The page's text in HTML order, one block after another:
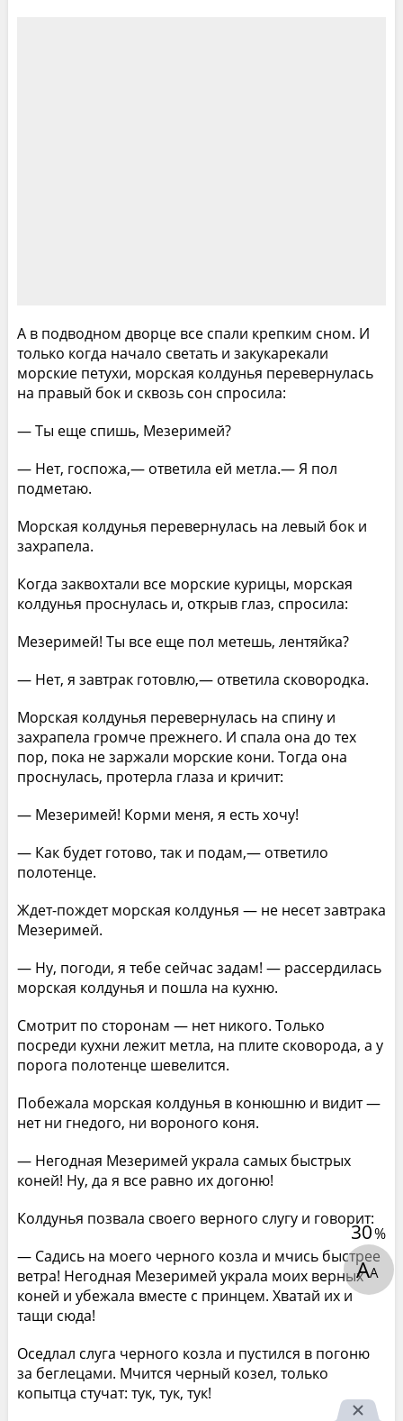
А в подводном дворце все спали крепким сном. И
только когда начало светать и закукарекали
морские петухи, морская колдунья перевернулась
на правый бок и сквозь сон спросила:
— Ты еще спишь, Мезеримей?
— Нет, госпожа,— ответила ей метла.— Я пол
подметаю.
Морская колдунья перевернулась на левый бок и
захрапела.
Когда заквохтали все морские курицы, морская
колдунья проснулась и, открыв глаз, спросила:
Мезеримей! Ты все еще пол метешь, лентяйка?
— Нет, я завтрак готовлю,— ответила сковородка.
Морская колдунья перевернулась на спину и
захрапела громче прежнего. И спала она до тех
пор, пока не заржали морские кони. Тогда она
проснулась, протерла глаза и кричит:
— Мезеримей! Корми меня, я есть хочу!
— Как будет готово, так и подам,— ответило
полотенце.
Ждет-пождет морская колдунья — не несет завтрака
Мезеримей.
— Ну, погоди, я тебе сейчас задам! — рассердилась
морская колдунья и пошла на кухню.
Смотрит по сторонам — нет никого. Только
посреди кухни лежит метла, на плите сковорода, а у
порога полотенце шевелится.
Побежала морская колдунья в конюшню и видит —
нет ни гнедого, ни вороного коня.
— Негодная Мезеримей украла самых быстрых
коней! Ну, да я все равно их догоню!
Колдунья позвала своего верного слугу и говорит:
— Садись на моего черного козла и мчись быстрее
ветра! Негодная Мезеримей украла моих верных
коней и убежала вместе с принцем. Хватай их и
тащи сюда!
Оседлал слуга черного козла и пустился в погоню
за беглецами. Мчится черный козел, только
копытца стучат: тук, тук, тук!
30%
АА